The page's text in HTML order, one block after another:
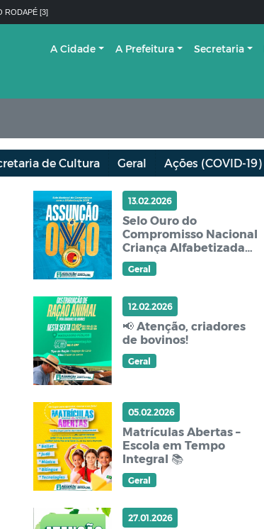
RODAPÉ [3]
A Cidade A Prefeitura Secretaria
de Cultura Geral Ações (COVID-19)
13.02.2026
Selo Ouro do
Compromisso Nacional
Criança Alfabetizada
(CNCA)
Geral
12.02.2026
📢 Atenção, criadores
de bovinos!
Geral
05.02.2026
Matrículas Abertas –
Escola em Tempo
Integral 📚
Geral
27.01.2026